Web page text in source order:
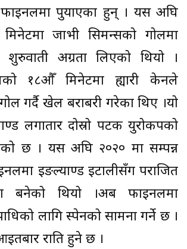
पुर्याएका हुन् । यस अघि
जाभी सिमन्सको गोलमा
शुरुवाती अग्रता लिएको थियो ।
१८औँ मिनेटमा ह्यारी केनले
गर्दै खेल बराबरी गरेका थिए ।यो
लगातार दोस्रो पटक युरोकपको
छ । यस अघि २०२० मा सम्पन्न
इङल्याण्ड इटालीसँग पराजित
बनेको थियो ।अब फाइनलमा
लागि स्पेनको सामना गर्ने छ ।
राति हुने छ ।